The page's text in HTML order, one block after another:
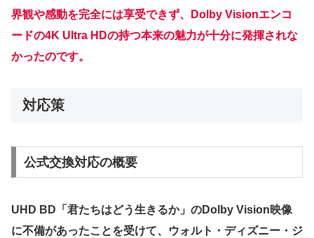
界観や感動を完全には享受できず、Dolby Visionエンコ
ードの4K Ultra HDの持つ本来の魅力が十分に発揮されな
かったのです。
対応策
公式交換対応の概要
UHD BD「君たちはどう生きるか」のDolby Vision映像
に不備があったことを受けて、ウォルト・ディズニー・ジ